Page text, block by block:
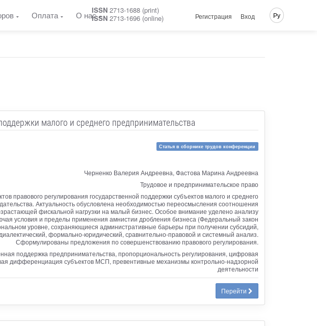
Оплата О насISSN 2713-1688 (print)
ISSN 2713-1696 (online) Регистрация Вход Ру
малого и среднего предпринимательства
Статья в сборнике трудов конференции
Черненко Валерия Андреевна, Фастова Марина Андреевна
Трудовое и предпринимательское право
правового регулирования государственной поддержки субъектов малого и среднего
Актуальность обусловлена необходимостью переосмысления соотношения
фискальной нагрузки на малый бизнес. Особое внимание уделено анализу
условия и пределы применения амнистии дробления бизнеса (Федеральный закон
уровне, сохраняющиеся административные барьеры при получении субсидий,
формально-юридический, сравнительно-правовой и системный анализ.
Сформулированы предложения по совершенствованию правового регулирования.
поддержка предпринимательства, пропорциональность регулирования, цифровая
дифференциация субъектов МСП, превентивные механизмы контрольно-надзорной
деятельности
Перейти